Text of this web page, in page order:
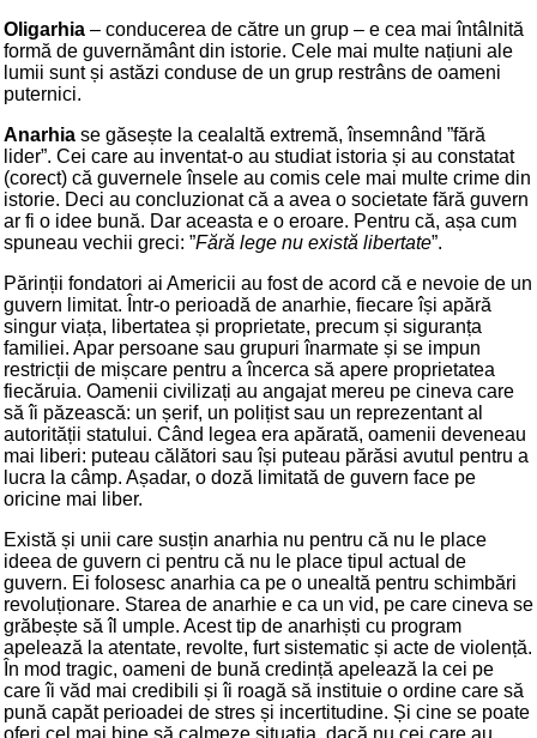
Oligarhia – conducerea de către un grup – e cea mai întâlnită
formă de guvernământ din istorie. Cele mai multe națiuni ale
lumii sunt și astăzi conduse de un grup restrâns de oameni
puternici.
Anarhia se găsește la cealaltă extremă, însemnând ”fără
lider”. Cei care au inventat-o au studiat istoria și au constatat
(corect) că guvernele însele au comis cele mai multe crime din
istorie. Deci au concluzionat că a avea o societate fără guvern
ar fi o idee bună. Dar aceasta e o eroare. Pentru că, așa cum
spuneau vechii greci: ”Fără lege nu există libertate”.
Părinții fondatori ai Americii au fost de acord că e nevoie de un
guvern limitat. Într-o perioadă de anarhie, fiecare își apără
singur viața, libertatea și proprietate, precum și siguranța
familiei. Apar persoane sau grupuri înarmate și se impun
restricții de mișcare pentru a încerca să apere proprietatea
fiecăruia. Oamenii civilizați au angajat mereu pe cineva care
să îi păzească: un șerif, un polițist sau un reprezentant al
autorității statului. Când legea era apărată, oamenii deveneau
mai liberi: puteau călători sau își puteau părăsi avutul pentru a
lucra la câmp. Așadar, o doză limitată de guvern face pe
oricine mai liber.
Există și unii care susțin anarhia nu pentru că nu le place
ideea de guvern ci pentru că nu le place tipul actual de
guvern. Ei folosesc anarhia ca pe o unealtă pentru schimbări
revoluționare. Starea de anarhie e ca un vid, pe care cineva se
grăbește să îl umple. Acest tip de anarhiști cu program
apelează la atentate, revolte, furt sistematic și acte de violență.
În mod tragic, oameni de bună credință apelează la cei pe
care îi văd mai credibili și îi roagă să instituie o ordine care să
pună capăt perioadei de stres și incertitudine. Și cine se poate
oferi cel mai bine să calmeze situația, dacă nu cei care au